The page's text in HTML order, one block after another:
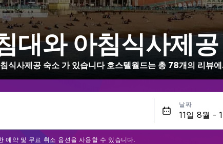
대와 아침식사제
식사제공 숙소 가 있습니다 호스텔월드는 총 78개의 리뷰
날짜
예약 및 무료 취소 옵션을 사용할 수 있습니다.